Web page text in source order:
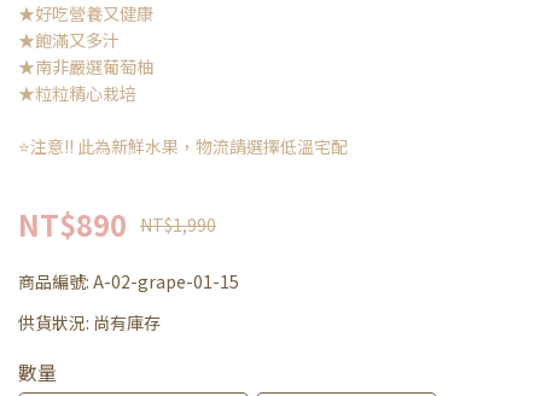
★好吃營養又健康
★飽滿又多汁
★南非嚴選葡萄柚
★粒粒精心栽培
⭐注意!! 此為新鮮水果，物流請選擇低溫宅配
NT$890 NT$1,990
商品編號: A-02-grape-01-15
供貨狀況: 尚有庫存
數量